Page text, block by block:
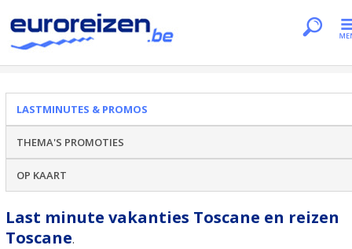
LASTMINUTES & PROMOS
THEMA'S PROMOTIES
OP KAART
Last minute vakanties Toscane en reizen
Toscane.